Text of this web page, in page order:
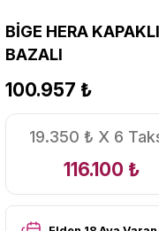
BİGE HERA
BAZALI
100.957 ₺
19.350 ₺ X 6
116.100 ₺